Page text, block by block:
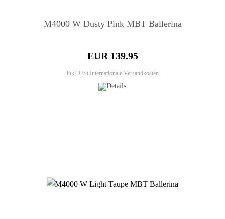
M4000 W Dusty Pink MBT Ballerina
EUR 139.95
inkl. USt Internationale Versandkosten